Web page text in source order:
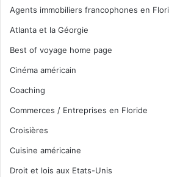
Agents immobiliers francophones en
Atlanta et la Géorgie
Best of voyage home page
Cinéma américain
Coaching
Commerces / Entreprises en Floride
Croisières
Cuisine américaine
Droit et lois aux Etats-Unis